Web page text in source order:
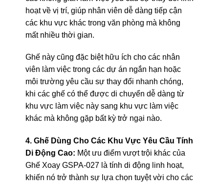
hoạt về vị trí, giúp nhân viên dễ dàng tiếp cận
các khu vực khác trong văn phòng mà không
mất nhiều thời gian.
Ghế này cũng đặc biệt hữu ích cho các nhân
viên làm việc trong các dự án ngắn hạn hoặc
môi trường yêu cầu sự thay đổi nhanh chóng,
khi các ghế có thể được di chuyển dễ dàng từ
khu vực làm việc này sang khu vực làm việc
khác mà không gặp bất kỳ trở ngại nào.
4. Ghế Dùng Cho Các Khu Vực Yêu Cầu Tính
Di Động Cao: Một ưu điểm vượt trội khác của
Ghế Xoay GSPA-027 là tính di động linh hoạt,
khiến nó trở thành sự lựa chọn tuyệt vời cho các